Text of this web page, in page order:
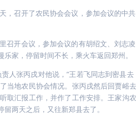
召开了农民协会会议，参加会议的中
开会议，参加会议的有胡绍文、刘志
家，停留时间不长，乘火车返回郑州。
人张丙戌对他说，“王若飞同志到密县
地农民协会情况。张丙戌然后回贾峪
取汇报工作，并作了工作安排。王家沟
两天之后，又往新郑县去了。